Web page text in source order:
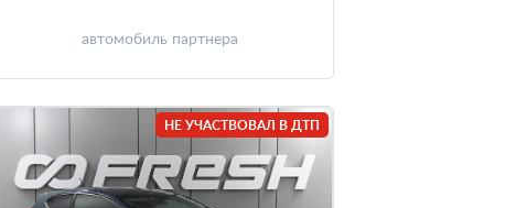
автомобиль партнера
НЕ УЧАСТВОВАЛ В ДТП